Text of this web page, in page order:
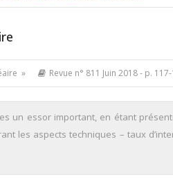
» Revue n° 811 Juin 2018- p.
un essor important, en étant
les aspects techniques – taux